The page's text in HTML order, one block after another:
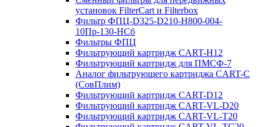
установок FilterCart и Filterbox
Фильтр ФПЦ-D325-D210-H800-004-
10Пр-130-НСб
Фильтры ФПЦ
Фильтрующий картридж CART-H12
Фильтрующий картридж для ПМСФ-7
Аналог фильтрующего картриджа CART-C
(СовПлим)
Фильтрующий картридж CART-D12
Фильтрующий картридж CART-VL-D20
Фильтрующий картридж CART-VL-T20